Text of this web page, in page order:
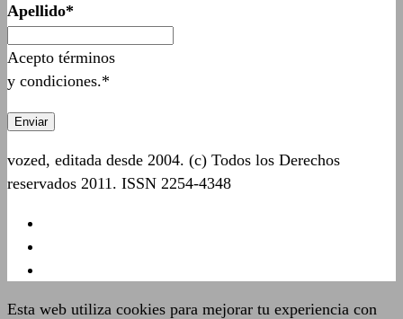
Apellido*
Acepto términos
y condiciones.*
vozed, editada desde 2004. (c) Todos los Derechos
reservados 2011. ISSN 2254-4348
Esta web utiliza cookies para mejorar tu experiencia con